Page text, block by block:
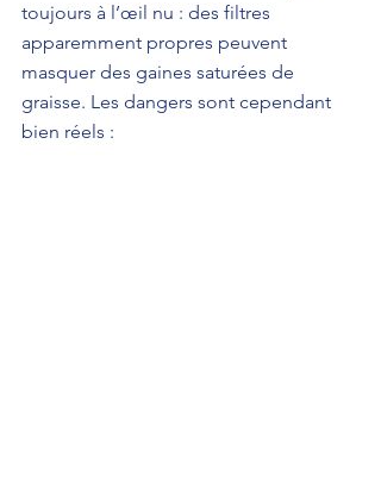
toujours à l’œil nu : des filtres
apparemment propres peuvent
masquer des gaines saturées de
graisse. Les dangers sont cependant
bien réels :